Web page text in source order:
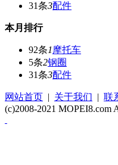
31条3配件
本月排行
92条1 摩托车
5条2钢圈
31条3配件
网站首页 | 关于我们 | 联
(c)2008-2021 MOPEI8.com